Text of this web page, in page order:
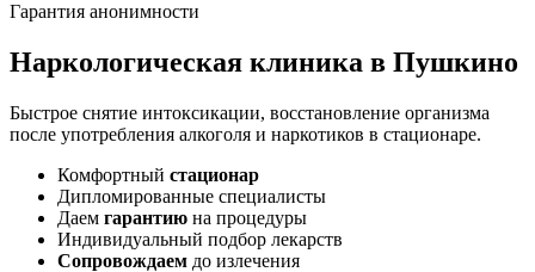
Гарантия анонимности
Наркологическая клиника в Пушкино
Быстрое снятие интоксикации, восстановление организма
после употребления алкоголя и наркотиков в стационаре.
Комфортный стационар
Дипломированные специалисты
Даем гарантию на процедуры
Индивидуальный подбор лекарств
Сопровождаем до излечения